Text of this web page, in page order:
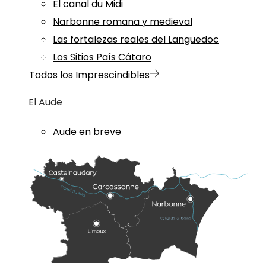
El canal du Midi
Narbonne romana y medieval
Las fortalezas reales del Languedoc
Los Sitios País Cátaro
Todos los Imprescindibles
El Aude
Aude en breve